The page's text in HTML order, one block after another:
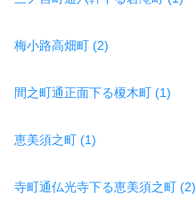
梅小路高畑町 (2)
間之町通正面下る榎木町 (1)
恵美須之町 (1)
寺町通仏光寺下る恵美須之町 (2)